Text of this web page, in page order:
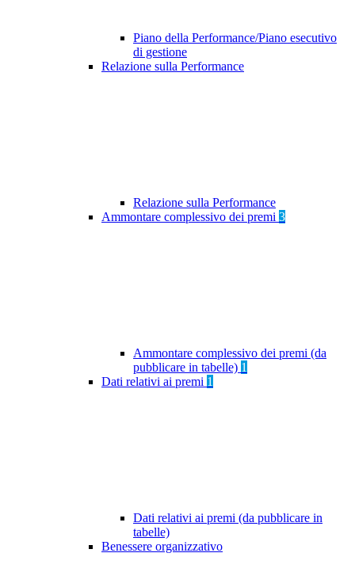
Piano della Performance/Piano esecutivo
di gestione
Relazione sulla Performance
Relazione sulla Performance
Ammontare complessivo dei premi 3
Ammontare complessivo dei premi (da
pubblicare in tabelle) 1
Dati relativi ai premi 1
Dati relativi ai premi (da pubblicare in
tabelle)
Benessere organizzativo